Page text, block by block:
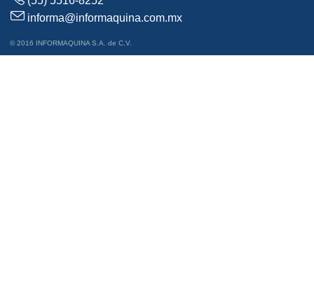
informa@informaquina.com.mx
© 2016 INFORMAQUINA S.A. de C.V.